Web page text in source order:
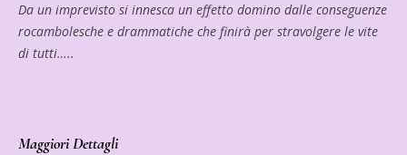
Da un imprevisto si innesca un effetto domino dalle conseguenze
rocambolesche e drammatiche che finirà per stravolgere le vite
di tutti…..
Maggiori Dettagli